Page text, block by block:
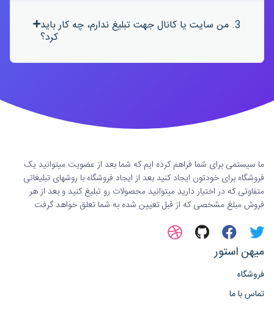
3. من سایت یا کانال جهت تبلیغ ندارم، چه کار باید
کرد؟
ما سیستمی برای شما فراهم کرده ایم که شما بعد از عضویت میتوانید یک
فروشگاه برای خودتون ایجاد کنید بعد از ایجاد فروشگاه با روشهای تبلیغاتی
متفاوتی که در اختیار دارید میتوانید محصولات رو تبلیغ کنید و بعد از هر
فروش مبلغ مشخصی که از قبل تعیین شده به شما تعلق خواهد گرفت
میهن استور
فروشگاه
تماس با ما